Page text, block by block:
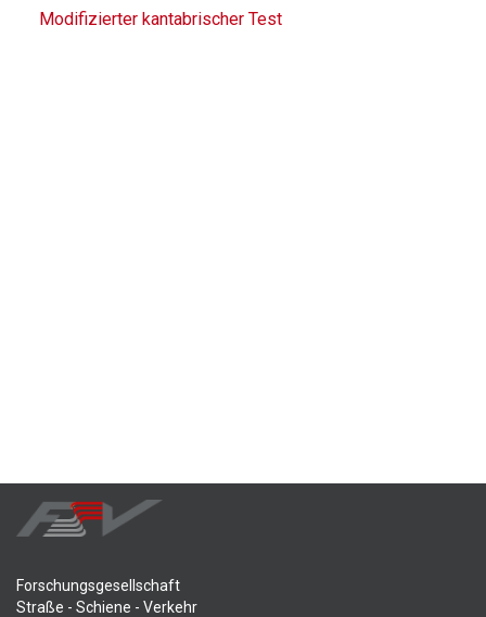
Modifizierter kantabrischer Test
Forschungsgesellschaft
Straße - Schiene - Verkehr